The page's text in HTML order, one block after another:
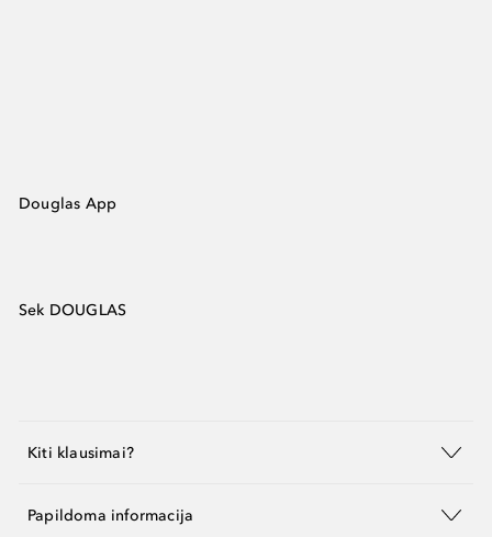
Douglas App
Sek DOUGLAS
Kiti klausimai?
Papildoma informacija